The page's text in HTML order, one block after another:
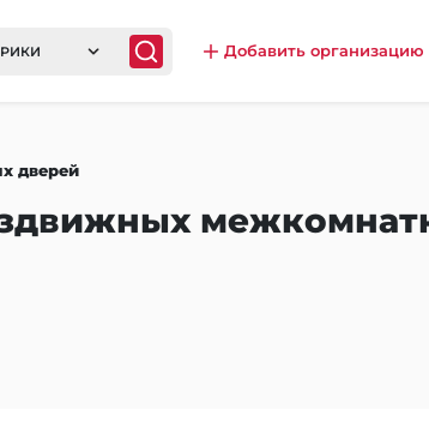
Добавить организацию
дверей